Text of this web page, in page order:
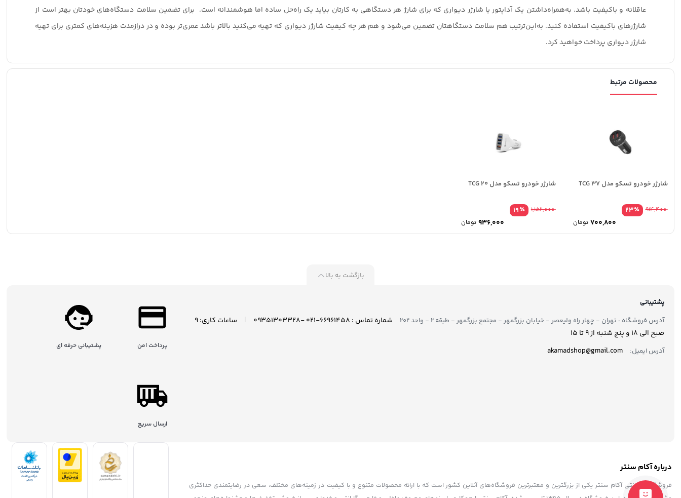
عاقلانه و باکیفیت باشد. به‌همراه‌داشتن یک آداپتور یا شارژر دیواری که برای شارژ هر دستگاهی به کارتان بیاید یک راه‌حل ساده اما هوشمندانه است. برای تضمین سلامت دستگاه‌های خودتان بهتر است از
شارژرهای باکیفیت استفاده کنید. به‌این‌ترتیب هم سلامت دستگاهتان تضمین می‌شود و هم هر چه کیفیت شارژر دیواری که تهیه می‌کنید بالاتر باشد عمری‌تر بوده و در درازمدت هزینه‌های کمتری برای تهیه
شارژر دیواری پرداخت خواهید کرد.
محصولات مرتبط
شارژر خودرو تسکو مدل TCG 37
٪23
914,400
تومان
شارژر خودرو تسکو مدل TCG 20
٪19
1,152,000
تومان
بازگشت به بالا
پشتیبانی
آدرس فروشگاه : تهران - چهار راه ولیعصر - خیابان بزرگمهر - مجتمع بزرگمهر - طبقه ۲ - واحد ۲۰۲
شماره تماس : ۶۶۹۶۱۴۵۸-۰۲۱ -۰۹۳۵۱۳۰۳۳۲۸
ساعات کاری: 9
صبح الی 18 و پنج شنبه از 9 تا ۱5
آدرس ایمیل: akamadshop@gmail.com پرداخت امن پشتیبانی حرفه ای
ارسال سریع
درباره آکام سنتر
فروشگاه اینترنتی آکام سنتر یکی از بزرگترین و معتبرترین فروشگاه‌های آنلاین کشور است که با ارائه محصولات متنوع و با کیفیت در زمینه‌های مختلف، سعی در رضایتمندی حداکثری